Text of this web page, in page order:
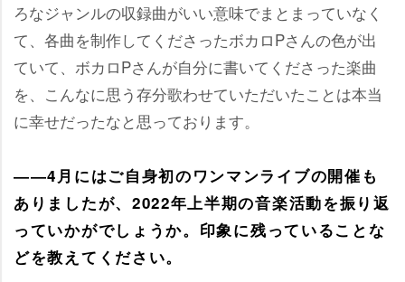
ろなジャンルの収録曲がいい意味でまとまっていなく
て、各曲を制作してくださったボカロPさんの色が出
ていて、ボカロPさんが自分に書いてくださった楽曲
を、こんなに思う存分歌わせていただいたことは本当
に幸せだったなと思っております。
――4月にはご自身初のワンマンライブの開催も
ありましたが、2022年上半期の音楽活動を振り返
っていかがでしょうか。印象に残っていることな
どを教えてください。